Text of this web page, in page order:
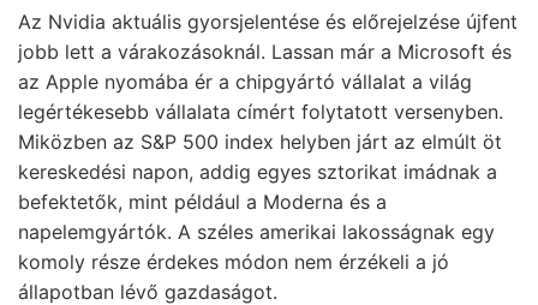
Az Nvidia aktuális gyorsjelentése és előrejelzése újfent
jobb lett a várakozásoknál. Lassan már a Microsoft és
az Apple nyomába ér a chipgyártó vállalat a világ
legértékesebb vállalata címért folytatott versenyben.
Miközben az S&P 500 index helyben járt az elmúlt öt
kereskedési napon, addig egyes sztorikat imádnak a
befektetők, mint például a Moderna és a
napelemgyártók. A széles amerikai lakosságnak egy
komoly része érdekes módon nem érzékeli a jó
állapotban lévő gazdaságot.